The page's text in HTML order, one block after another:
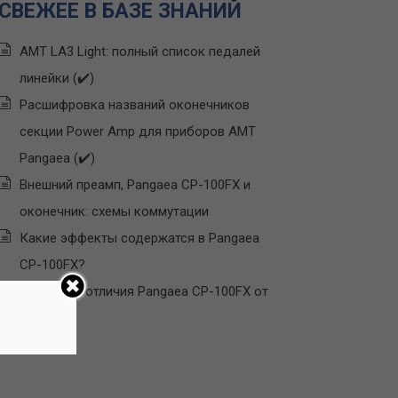
СВЕЖЕЕ В БАЗЕ ЗНАНИЙ
AMT LA3 Light: полный список педалей
линейки (✔️)
Расшифровка названий оконечников
секции Power Amp для приборов AMT
Pangaea (✔️)
Внешний преамп, Pangaea CP-100FX и
оконечник: схемы коммутации
Какие эффекты содержатся в Pangaea
CP-100FX?
Основные отличия Pangaea CP-100FX от